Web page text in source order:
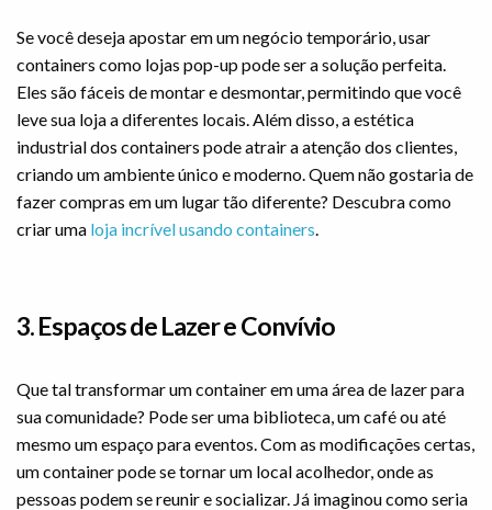
Se você deseja apostar em um negócio temporário, usar
containers como lojas pop-up pode ser a solução perfeita.
Eles são fáceis de montar e desmontar, permitindo que você
leve sua loja a diferentes locais. Além disso, a estética
industrial dos containers pode atrair a atenção dos clientes,
criando um ambiente único e moderno. Quem não gostaria de
fazer compras em um lugar tão diferente? Descubra como
criar uma loja incrível usando containers.
3. Espaços de Lazer e Convívio
Que tal transformar um container em uma área de lazer para
sua comunidade? Pode ser uma biblioteca, um café ou até
mesmo um espaço para eventos. Com as modificações certas,
um container pode se tornar um local acolhedor, onde as
pessoas podem se reunir e socializar. Já imaginou como seria